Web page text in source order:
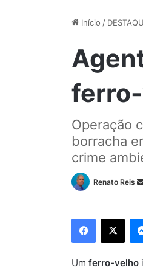
Início /
Operação
borracha
crime
Renato Reis
Um ferro-velho